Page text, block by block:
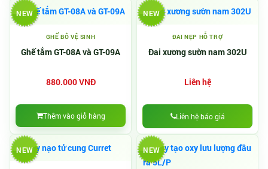
NEW
GHẾ BÔ VỆ SINH
Ghế tắm GT-08A và GT-09A
880.000 VNĐ
Thêm vào giỏ hàng
NEW
ĐAI NẸP HỖ TRỢ
Đai xương sườn nam 302U
Liên hệ
Liên hệ báo giá
NEW NEW